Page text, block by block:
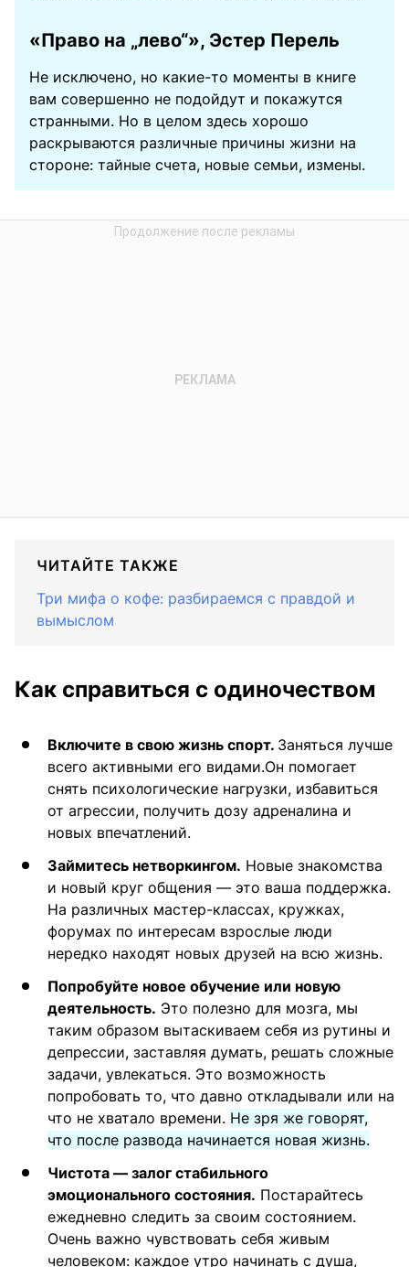
«Право на „лево“», Эстер Перель
Не исключено, но какие-то моменты в книге
вам совершенно не подойдут и покажутся
странными. Но в целом здесь хорошо
раскрываются различные причины жизни на
стороне: тайные счета, новые семьи, измены.
ЧИТАЙТЕ ТАКЖЕ
Три мифа о кофе: разбираемся с правдой и
вымыслом
Как справиться с одиночеством
Включите в свою жизнь спорт. Заняться лучше
всего активными его видами.Он помогает
снять психологические нагрузки, избавиться
от агрессии, получить дозу адреналина и
новых впечатлений.
Займитесь нетворкингом. Новые знакомства
и новый круг общения — это ваша поддержка.
На различных мастер-классах, кружках,
форумах по интересам взрослые люди
нередко находят новых друзей на всю жизнь.
Попробуйте новое обучение или новую
деятельность. Это полезно для мозга, мы
таким образом вытаскиваем себя из рутины и
депрессии, заставляя думать, решать сложные
задачи, увлекаться. Это возможность
попробовать то, что давно откладывали или на
что не хватало времени. Не зря же говорят,
что после развода начинается новая жизнь.
Чистота — залог стабильного
эмоционального состояния. Постарайтесь
ежедневно следить за своим состоянием.
Очень важно чувствовать себя живым
человеком: каждое утро начинать с душа,